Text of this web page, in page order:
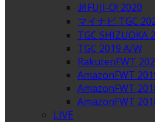
超FUJI-Q! 2020
マイナビ TGC
TGC SHIZUOKA
TGC 2019 A/W
RakutenFWT
AmazonFWT
AmazonFWT
AmazonFWT
LIVE